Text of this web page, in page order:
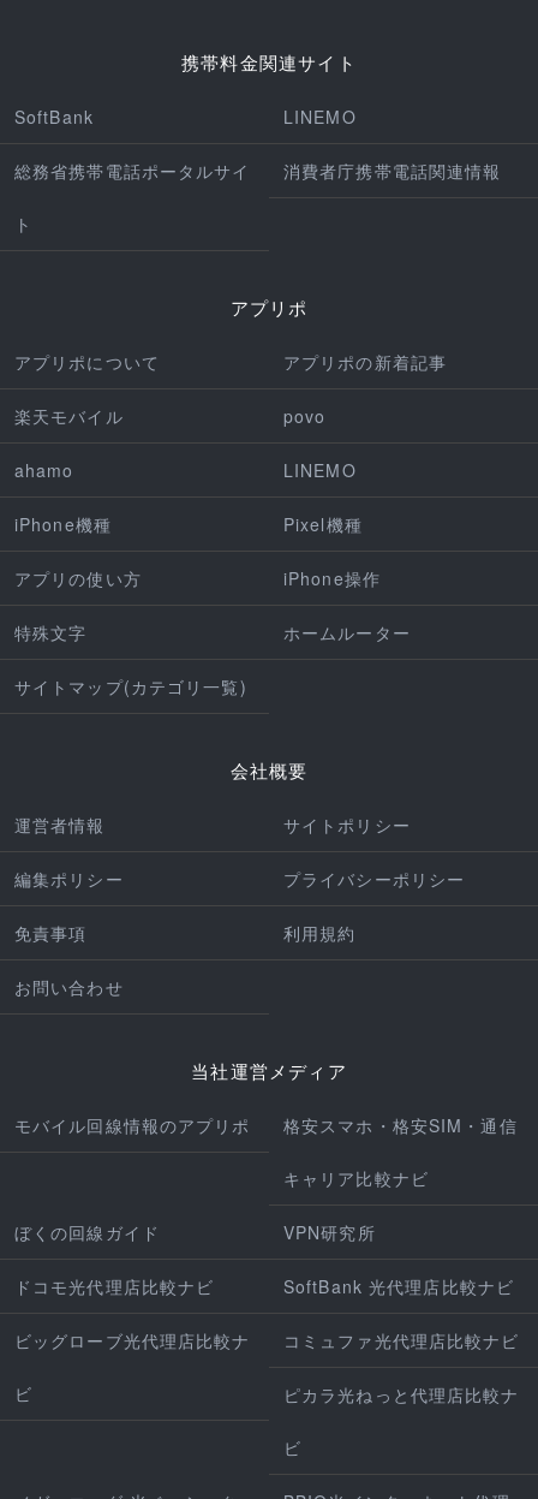
携帯料金関連サイト
SoftBank LINEMO
総務省携帯電話ポータルサイ
ト
消費者庁携帯電話関連情報
アプリポ
アプリポについて アプリポの新着記事
楽天モバイル povo
ahamo LINEMO
iPhone機種 Pixel機種
アプリの使い方 iPhone操作
特殊文字 ホームルーター
サイトマップ(カテゴリ一覧)
会社概要
運営者情報 サイトポリシー
編集ポリシー プライバシーポリシー
免責事項 利用規約
お問い合わせ
当社運営メディア
モバイル回線情報のアプリポ 格安スマホ・格安SIM・通信
キャリア比較ナビ
ぼくの回線ガイド VPN研究所
ドコモ光代理店比較ナビ SoftBank 光代理店比較ナビ
ビッグローブ光代理店比較ナ
ビ
コミュファ光代理店比較ナビ
ピカラ光ねっと代理店比較ナ
ビ